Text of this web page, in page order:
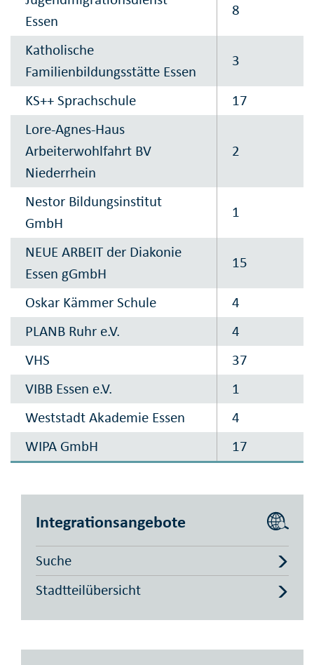
Essen
8
Katholische
Familienbildungsstätte Essen
3
KS++ Sprachschule
17
Lore-Agnes-Haus
Arbeiterwohlfahrt BV
Niederrhein
2
Nestor Bildungsinstitut
GmbH
1
NEUE ARBEIT der Diakonie
Essen gGmbH
15
Oskar Kämmer Schule
4
PLANB Ruhr e.V.
4
VHS
37
VIBB Essen e.V.
1
Weststadt Akademie Essen
4
WIPA GmbH
17
Integrationsangebote
Suche
Stadtteilübersicht